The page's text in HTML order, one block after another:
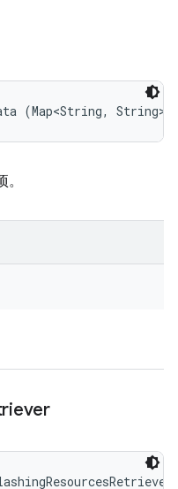
(Map<String, String>